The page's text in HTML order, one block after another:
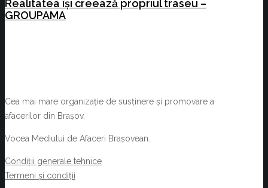
Realitatea își creează propriul traseu –
GROUPAMA
Cea mai mare organizație de susținere și promovare a
afacerilor din Brașov.
Vocea Mediului de Afaceri Brașovean.
Condiții generale tehnice
Termeni și condiții